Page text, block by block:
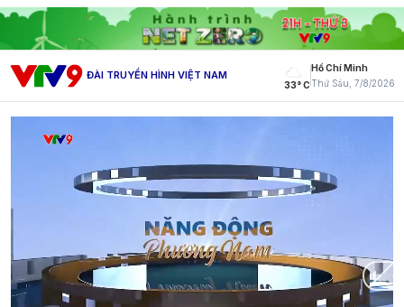
ĐÀI TRUYỀN HÌNH VIỆT NAM
33° C
Hồ Chí Minh
Thứ Sáu, 7/8/2026